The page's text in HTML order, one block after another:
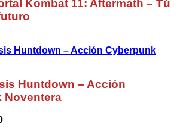
Kombat 11: Aftermath – Tú
Huntdown – Acción
Noventera